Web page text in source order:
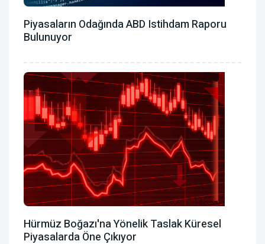
Piyasaların Odağında ABD Istihdam Raporu
Bulunuyor
Hürmüz Boğazı'na Yönelik Taslak Küresel
Piyasalarda Öne Çıkıyor